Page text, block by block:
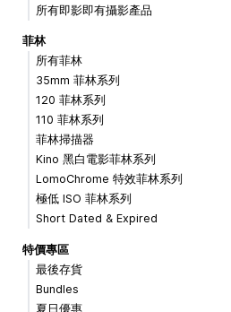
所有即影即有攝影產品
菲林
所有菲林
35mm 菲林系列
120 菲林系列
110 菲林系列
菲林掃描器
Kino 黑白電影菲林系列
LomoChrome 特效菲林系列
極低 ISO 菲林系列
Short Dated & Expired
特價專區
最後存貨
Bundles
夏日優惠